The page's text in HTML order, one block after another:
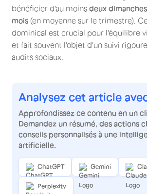
bénéficier d'au moins deux
mois (en moyenne sur le trimestre).
dominical est crucial pour l'équilibre
et fait souvent l'objet d'un suivi
audits sociaux.
Analysez cet article
Approfondissez ce contenu en un
Demandez un résumé, des actions
conseils personnalisés à une
artificielle.
ChatGPT Gemini
Perplexity